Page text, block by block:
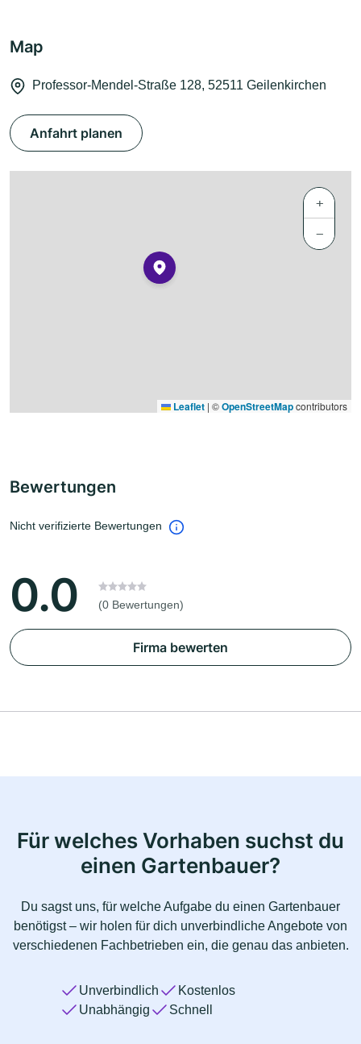
Map
Professor-Mendel-Straße 128, 52511 Geilenkirchen
Anfahrt planen
+
−
Leaflet | ©OpenStreetMapcontributors
Bewertungen
Nicht verifizierte Bewertungen
0.0 (0 Bewertungen)
Firma bewerten
Für welches Vorhaben suchst du
einen Gartenbauer?
Du sagst uns, für welche Aufgabe du einen Gartenbauer
benötigst – wir holen für dich unverbindliche Angebote von
verschiedenen Fachbetrieben ein, die genau das anbieten.
Unverbindlich
Kostenlos
Unabhängig
Schnell